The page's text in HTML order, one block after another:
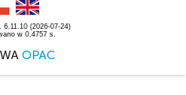
6.11.10 (2026-07-24)
w 0,4757 s.